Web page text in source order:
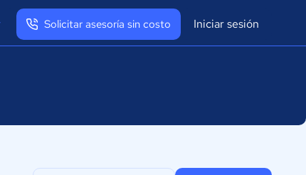
Solicitar asesoría sin costo Iniciar sesión